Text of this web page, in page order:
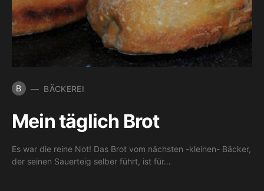
B BÄCKEREI
Mein täglich Brot
Es war die reine Not! Das Brot vom nächsten -kleinen- Bäcker,
der seinen Sauerteig selber führt, ist für…